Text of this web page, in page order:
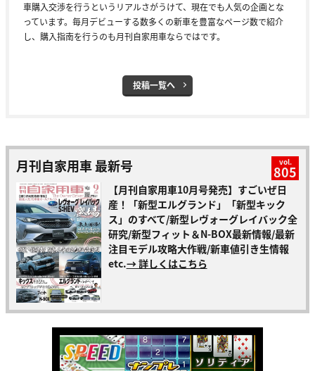
車購入交渉を行うというリアルさがうけて、現在でも人気の企画とな
っています。毎月デビューする数多くの新車を豊富なページ数で紹介
し、購入指南を行うのも月刊自家用車ならではです。
投稿一覧へ
月刊自家用車 最新号 vol.
805
【月刊自家用車10月号発売】すごいぜ日
産！「新型エルグランド」「新型キック
ス」のすべて/新型レヴォーグレイバック全
研究/新型フィット＆N-BOX最新情報/最新
注目モデル攻略大作戦/新車値引き生情報
etc.→ 詳しくはこちら